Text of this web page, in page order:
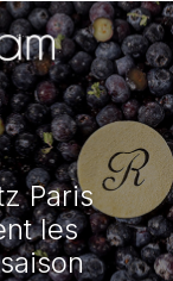
Paris
les